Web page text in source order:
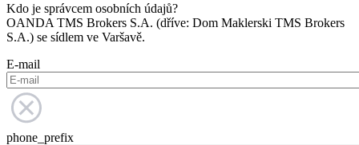
Kdo je správcem osobních údajů?
OANDA TMS Brokers S.A. (dříve: Dom Maklerski TMS Brokers
S.A.) se sídlem ve Varšavě.
E-mail
phone_prefix